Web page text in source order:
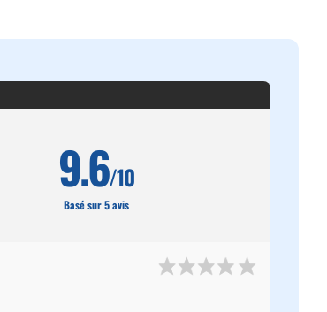
9.6/10
Basé sur 5 avis